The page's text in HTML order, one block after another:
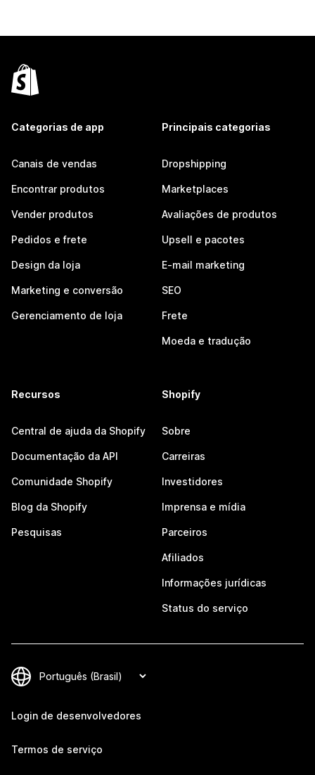
Categorias de app
Canais de vendas
Encontrar produtos
Vender produtos
Pedidos e frete
Design da loja
Marketing e conversão
Gerenciamento de loja
Principais categorias
Dropshipping
Marketplaces
Avaliações de produtos
Upsell e pacotes
E-mail marketing
SEO
Frete
Moeda e tradução
Recursos
Central de ajuda da Shopify
Documentação da API
Comunidade Shopify
Blog da Shopify
Pesquisas
Shopify
Sobre
Carreiras
Investidores
Imprensa e mídia
Parceiros
Afiliados
Informações jurídicas
Status do serviço
Login de desenvolvedores
Termos de serviço